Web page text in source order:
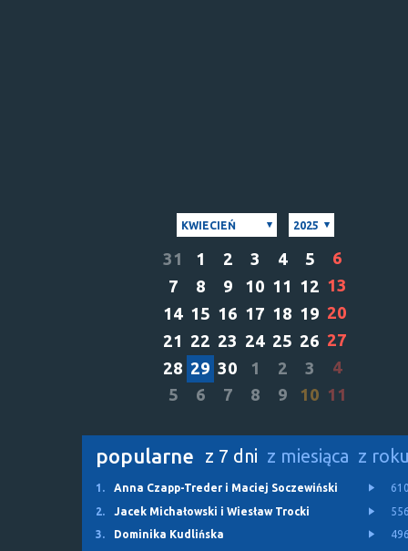
KWIECIEŃ 2025
31 1 2 3 4 5
6
7
8 9 10 11 12 13
14 15 16 17 18 19 20
21 22 23 24 25 26 27
28 29 30 1 2 3
4
5
6 7 8 9 10 11
popularne z 7 dni z miesiąca z
1. Anna Czapp-Treder i Maciej Soczewiński
2.
Jacek Michałowski i Wiesław Trocki
3.
Dominika Kudlińska